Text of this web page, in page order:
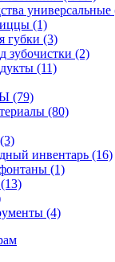
универсальные
(1)
губки (3)
зубочистки (2)
(11)
(79)
(80)
инвентарь (16)
(1)
(4)